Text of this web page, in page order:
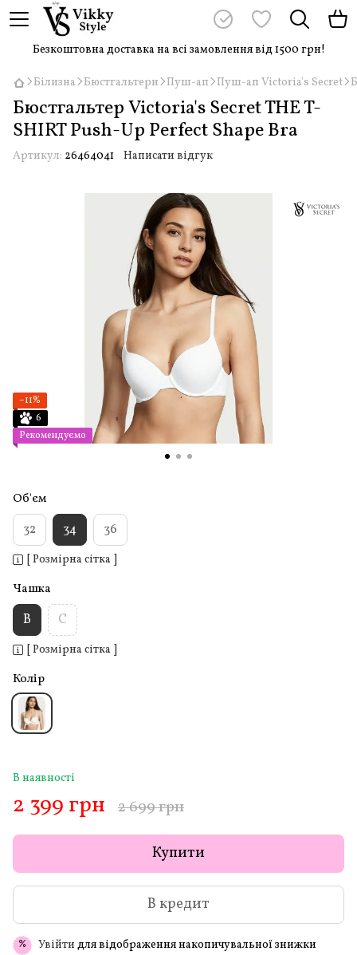
Безкоштовна доставка на всі замовлення від 1500 грн!
Білизна Бюстгальтери Пуш-ап Пуш-ап Victoria's Secret
Бюстгальтер Victoria's Secret THE T-
SHIRT Push-Up Perfect Shape Bra
Артикул: 26464041 Написати відгук
−11%
6
Рекомендуємо
Об'єм
32 34 36
[ Розмірна сітка ]
Чашка
B C
[ Розмірна сітка ]
Колір
В наявності
2 399 грн 2 699 грн
Купити
В кредит
% Увійти для відображення накопичувальної знижки